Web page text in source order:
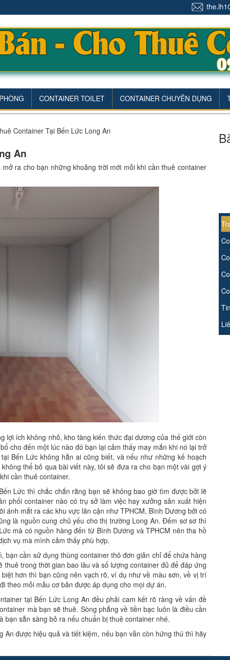
CONTAINER TOILET CONTAINER CHUYÊN DỤNG
Container Tại Bến Lức Long An
An
ra cho bạn những khoảng trời mới mỗi khi cần thuê container
ích không nhỏ, kho tàng kiến thức đại dương của thế giới còn
cho đến một lúc nào đó bạn lại cảm thấy may mắn khi nó lại trở
Bến Lức không hẳn ai cũng biết, và nếu như những kế hoạch
thể bỏ qua bài viết này, tôi sẽ đưa ra cho bạn một vài gợi ý
cần thuê container.
Lức thì chắc chắn rằng bạn sẽ không bao giờ tìm được bởi lẽ
phối container nào có trụ sở làm việc hay xưởng sản xuất hiện
mắt ra các khu vực lân cận như TPHCM, Bình Dương bởi có
là nguồn cung chủ yếu cho thị trường Long An. Đếm sơ sơ thì
mà có nguồn hàng đến từ Bình Dương và TPHCM nên tha hồ
vụ mà mình cảm thấy phù hợp.
cần sử dụng thùng container thô đơn giản chỉ để chứa hàng
trong thời gian bao lâu và số lượng container đủ để đáp ứng
hơn thì bạn cũng nên vạch rõ, ví dụ như về màu sơn, về vị trí
theo mỗi mẫu cơ bản được áp dụng cho mọi dự án.
tại Bến Lức Long An đều phải cam kết rõ ràng về vấn đề
mà bạn sẽ thuê. Sòng phẳng về tiền bạc luôn là điều cần
sẵn sàng bỏ ra nếu chuẩn bị thuê container nhé.
được hiệu quả và tiết kiệm, nếu bạn vẫn còn hứng thú thì hãy